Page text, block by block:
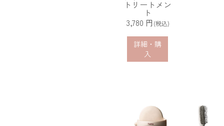
トリートメン
ト
3,780 円 (税込)
詳細・購
入